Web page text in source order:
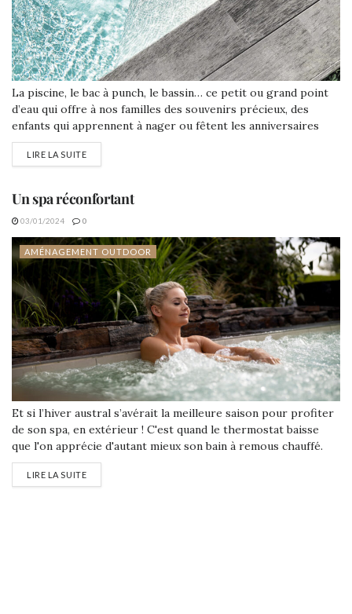
La piscine, le bac à punch, le bassin… ce petit ou grand point
d’eau qui offre à nos familles des souvenirs précieux, des
enfants qui apprennent à nager ou fêtent les anniversaires
avec les copains mais aussi les dimanches entre amis ou les
douces soirées en amoureux. Un rêve qui s’accompagne de
LIRE LA SUITE
Un spa réconfortant
03/01/2024 0
AMÉNAGEMENT OUTDOOR
Et si l’hiver austral s’avérait la meilleure saison pour profiter
de son spa, en extérieur ! C'est quand le thermostat baisse
que l'on apprécie d'autant mieux son bain à remous chauffé.
Un frisson incomparable à expérimenter en solitaire ou à
partager !
LIRE LA SUITE